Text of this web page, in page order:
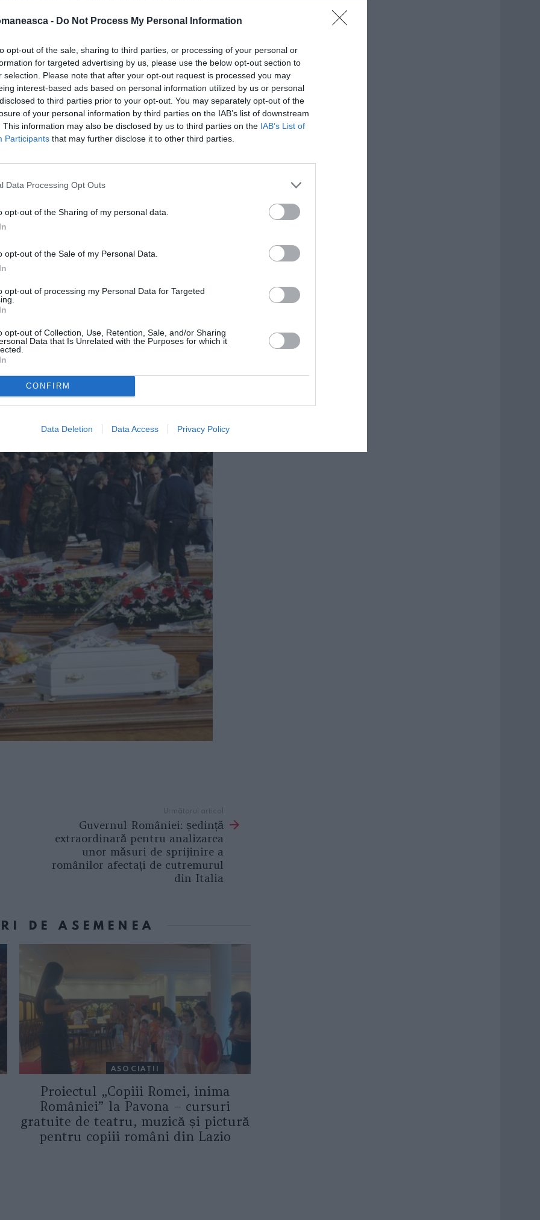
- Do Not Process My Personal Information
opt-out of the sale, sharing to third parties, or processing of your personal or
for targeted advertising by us, please use the below opt-out section to
selection. Please note that after your opt-out request is processed you may
interest-based ads based on personal information utilized by us or personal
to third parties prior to your opt-out. You may separately opt-out of the
of your personal information by third parties on the IAB’s list of downstream
This information may also be disclosed by us to third parties on the IAB’s List of
Participants that may further disclose it to other third parties.
Data Processing Opt Outs
opt-out of the Sharing of my personal data.
opt-out of the Sale of my Personal Data.
opt-out of processing my Personal Data for Targeted
opt-out of Collection, Use, Retention, Sale, and/or Sharing
Data that Is Unrelated with the Purposes for which it
CONFIRM
Data Deletion Data Access Privacy Policy
de Reacţie Rapidă a MAE s-a adăugat
la Roma şi Consulatului General al
neînsuflețite a cinci cetățeni
august a.c.” – informează MAE.
urcat în acest moment la 290
del Tronto.
în regiunile Lazio, Marche și Umbria este
într-un comunicat de presă transmis
persoane . Referitor la persoanele
numărul acestora este de
devastator a făcut 284 de victime
Următorul articol
Guvernul României: ședință
extraordinară pentru analizarea
unor măsuri de sprijinire a
românilor afectați de cutremurul
din Italia
DE ASEMENEA
ASOCIAŢII
Proiectul „Copiii Romei, inima
României” la Pavona – cursuri
gratuite de teatru, muzică și pictură
pentru copiii români din Lazio